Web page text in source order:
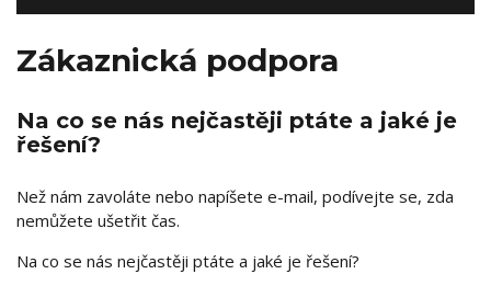
Zákaznická podpora
Na co se nás nejčastěji ptáte a jaké je
řešení?
Než nám zavoláte nebo napíšete e-mail, podívejte se, zda
nemůžete ušetřit čas.
Na co se nás nejčastěji ptáte a jaké je řešení?